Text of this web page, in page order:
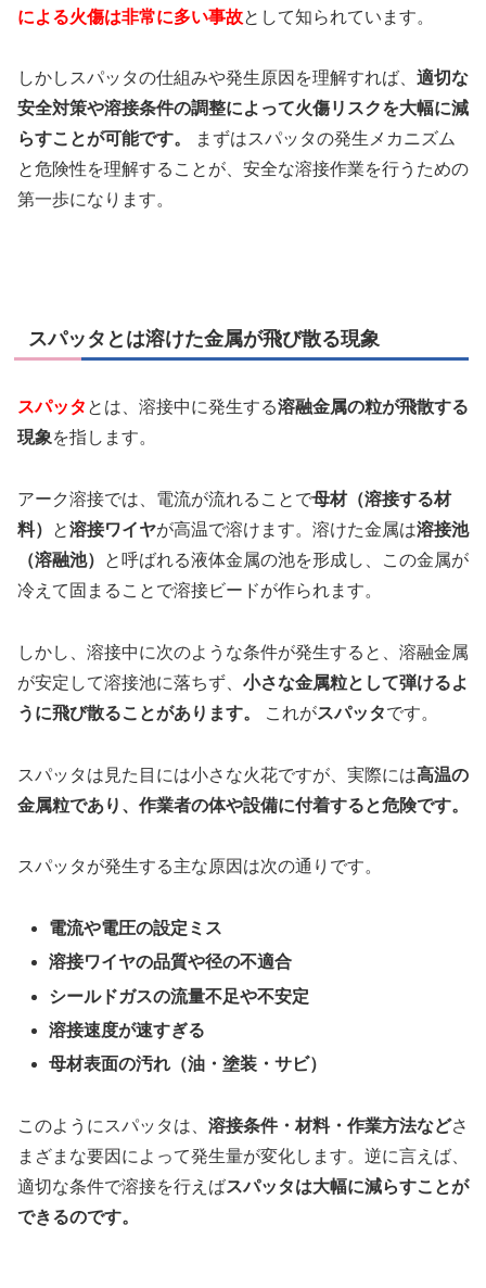
による火傷は非常に多い事故として知られています。
しかしスパッタの仕組みや発生原因を理解すれば、 適切な
安全対策や溶接条件の調整によって火傷リスクを大幅に減
らすことが可能です。
まずはスパッタの発生メカニズム
と危険性を理解することが、安全な溶接作業を行うための
第一歩になります。
スパッタとは溶けた金属が飛び散る現象
スパッタ とは、溶接中に発生する溶融金属の粒が飛散する
現象を指します。
アーク溶接では、電流が流れることで母材（溶接する材
料）
と溶接ワイヤが高温で溶けます。溶けた金属は溶接池
（溶融池）
と呼ばれる液体金属の池を形成し、この金属が
冷えて固まることで溶接ビードが作られます。
しかし、溶接中に次のような条件が発生すると、溶融金属
が安定して溶接池に落ちず、 小さな金属粒として弾けるよ
うに飛び散ることがあります。
これがスパッタです。
スパッタは見た目には小さな火花ですが、実際には高温の
金属粒であり、作業者の体や設備に付着すると危険です。
スパッタが発生する主な原因は次の通りです。
電流や電圧の設定ミス
溶接ワイヤの品質や径の不適合
シールドガスの流量不足や不安定
溶接速度が速すぎる
母材表面の汚れ（油・塗装・サビ）
このようにスパッタは、 溶接条件・材料・作業方法などさ
まざまな要因によって発生量が変化します。逆に言えば、
適切な条件で溶接を行えばスパッタは大幅に減らすことが
できるのです。